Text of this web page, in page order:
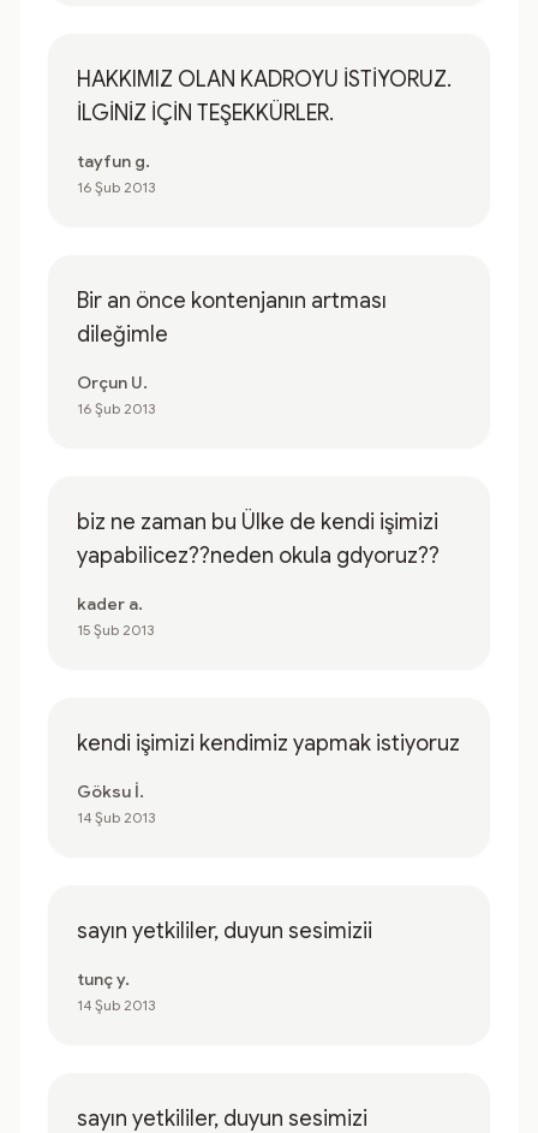
HAKKIMIZ OLAN KADROYU İSTİYORUZ.
İLGİNİZ İÇİN TEŞEKKÜRLER.
tayfun g.
16 Şub 2013
Bir an önce kontenjanın artması
dileğimle
Orçun U.
16 Şub 2013
biz ne zaman bu Ülke de kendi işimizi
yapabilicez??neden okula gdyoruz??
kader a.
15 Şub 2013
kendi işimizi kendimiz yapmak istiyoruz
Göksu İ.
14 Şub 2013
sayın yetkililer, duyun sesimizii
tunç y.
14 Şub 2013
sayın yetkililer, duyun sesimizi